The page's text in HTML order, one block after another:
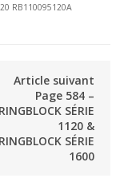
RB110095120A
Article suivant
Page 584 –
RINGBLOCK SÉRIE
1120 &
RINGBLOCK SÉRIE
1600